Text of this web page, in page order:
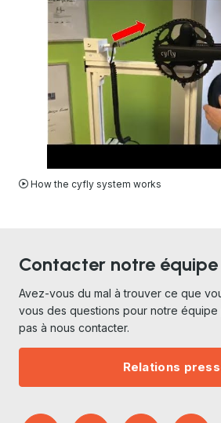
How the cyfly system works
Contacter notre équipe
Avez-vous du mal à trouver ce que
vous des questions pour notre
pas à nous contacter.
Relations